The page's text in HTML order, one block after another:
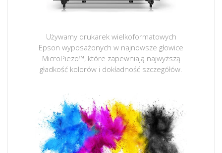
Używamy drukarek wielkoformatowych
Epson wyposażonych w najnowsze głowice
MicroPiezo™, które zapewniają najwyższą
gładkość kolorów i dokładność szczegółów.